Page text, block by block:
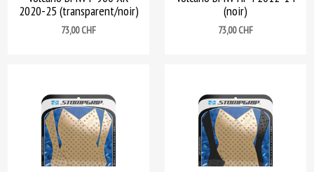
2020-25 (transparent/noir)
Prix
73,00 CHF
(noir)
Prix
73,00 CHF